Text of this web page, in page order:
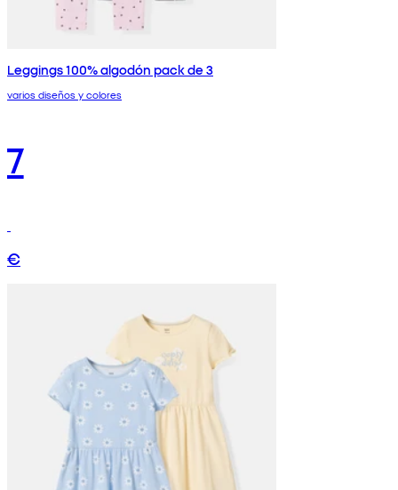
Leggings 100% algodón pack de 3
varios diseños y colores
7
€